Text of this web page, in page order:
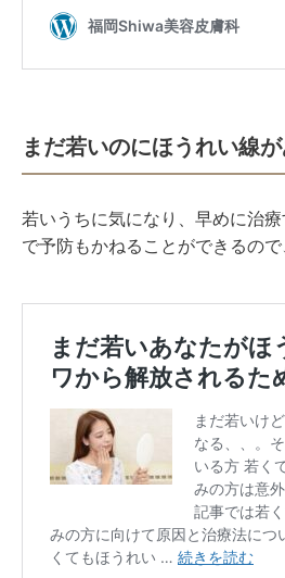
まだ若いのにほうれい線
若いうちに気になり、早めに治
で予防もかねることができるので